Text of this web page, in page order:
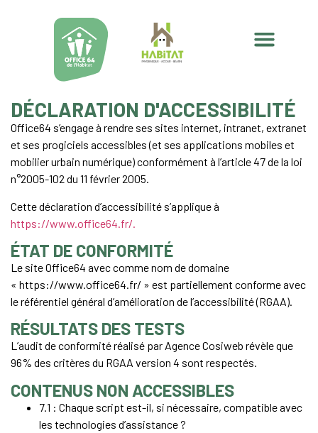
DÉCLARATION D'ACCESSIBILITÉ
Office64 s’engage à rendre ses sites internet, intranet, extranet
et ses progiciels accessibles (et ses applications mobiles et
mobilier urbain numérique) conformément à l’article 47 de la loi
n°2005-102 du 11 février 2005.
Cette déclaration d’accessibilité s’applique à
https://www.office64.fr/.
ÉTAT DE CONFORMITÉ
Le site Office64 avec comme nom de domaine
« https://www.office64.fr/ » est partiellement conforme avec
le référentiel général d’amélioration de l’accessibilité (RGAA).
RÉSULTATS DES TESTS
L’audit de conformité réalisé par Agence Cosiweb révèle que
96% des critères du RGAA version 4 sont respectés.
CONTENUS NON ACCESSIBLES
7.1 : Chaque script est-il, si nécessaire, compatible avec
les technologies d’assistance ?